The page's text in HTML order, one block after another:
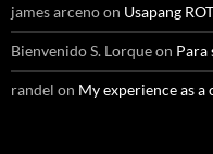
james arcenoon Usapang
Bienvenido S. Lorqueon Para
randel on My experience as